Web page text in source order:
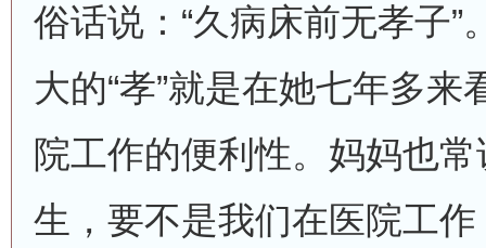
俗话说：“久病床前无孝子
大的“孝”就是在她七年多
院工作的便利性。妈妈也
生，要不是我们在医院工